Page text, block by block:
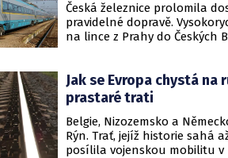
Česká železnice prolomila
pravidelné dopravě.
na lince z Prahy do Českých
Pendolino dosahuje své
vozů na dvou úsecích jižního
mezi Doubím a Soběslaví.
Jak se Evropa chystá na
prastaré trati
Belgie, Nizozemsko a
Rýn. Trať, jejíž historie sahá
posílila vojenskou mobilitu v